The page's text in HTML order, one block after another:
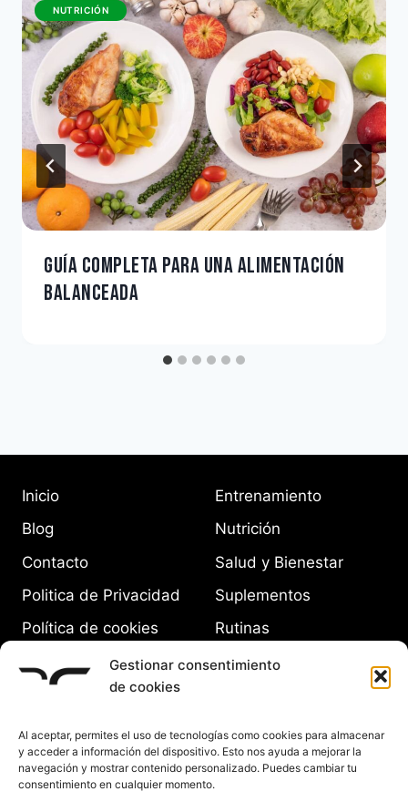
Gestionar consentimiento
de cookies
Al aceptar, permites el uso de tecnologías como cookies para almacenar
y acceder a información del dispositivo. Esto nos ayuda a mejorar la
navegación y mostrar contenido personalizado. Puedes cambiar tu
consentimiento en cualquier momento.
NUTRICIÓN
GUÍA COMPLETA PARA UNA ALIMENTACIÓN
BALANCEADA
Inicio
Blog
Contacto
Politica de Privacidad
Política de cookies
Entrenamiento
Nutrición
Salud y Bienestar
Suplementos
Rutinas
Equipamiento